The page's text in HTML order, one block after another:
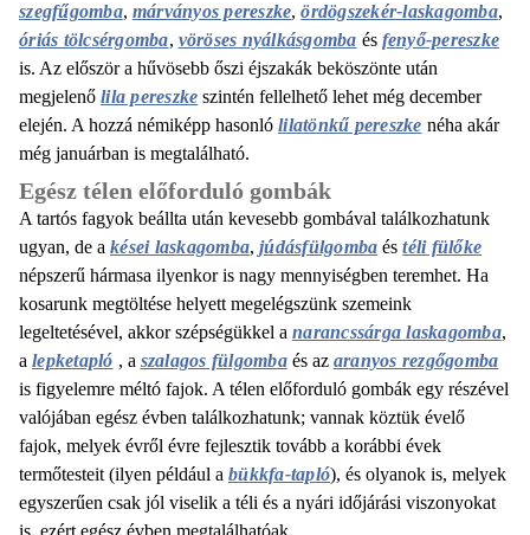
szegfűgomba, márványos pereszke, ördögszekér-laskagomba,
óriás tölcsérgomba, vöröses nyálkásgomba és fenyő-pereszke
is. Az először a hűvösebb őszi éjszakák beköszönte után
megjelenő lila pereszke szintén fellelhető lehet még december
elején. A hozzá némiképp hasonló lilatönkű pereszke néha akár
még januárban is megtalálható.
Egész télen előforduló gombák
A tartós fagyok beállta után kevesebb gombával találkozhatunk
ugyan, de a kései laskagomba, júdásfülgomba és téli fülőke
népszerű hármasa ilyenkor is nagy mennyiségben teremhet. Ha
kosarunk megtöltése helyett megelégszünk szemeink
legeltetésével, akkor szépségükkel a narancssárga laskagomba,
a lepketapló , a szalagos fülgomba és az aranyos rezgőgomba
is figyelemre méltó fajok. A télen előforduló gombák egy részével
valójában egész évben találkozhatunk; vannak köztük évelő
fajok, melyek évről évre fejlesztik tovább a korábbi évek
termőtesteit (ilyen például a bükkfa-tapló), és olyanok is, melyek
egyszerűen csak jól viselik a téli és a nyári időjárási viszonyokat